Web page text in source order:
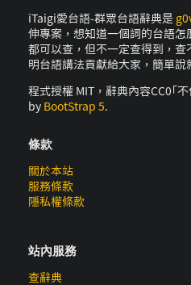
iTaigi愛台語-群眾台語辭典是
伸專案，想知道一個詞的台語
都可以查，但不一定查得到，
明台語講法貢獻給大家，簡單說
程式授權 MIT，辭典內容CC0｢
by BootStrap 5.
條款
關於本站
服務條款
隱私權條款
站內服務
查辭典